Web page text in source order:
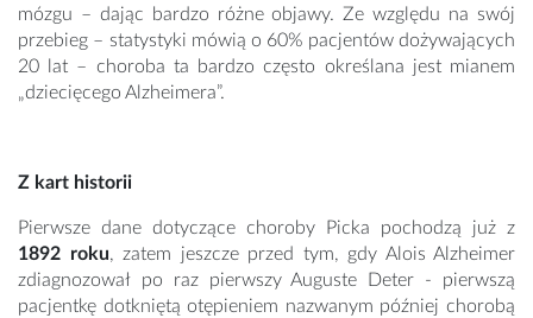
mózgu – dając bardzo różne objawy. Ze względu na swój
przebieg – statystyki mówią o 60% pacjentów dożywających
20 lat – choroba ta bardzo często określana jest mianem
„dziecięcego Alzheimera”.
Z kart historii
Pierwsze dane dotyczące choroby Picka pochodzą już z
1892 roku, zatem jeszcze przed tym, gdy Alois Alzheimer
zdiagnozował po raz pierwszy Auguste Deter - pierwszą
pacjentkę dotkniętą otępieniem nazwanym później chorobą